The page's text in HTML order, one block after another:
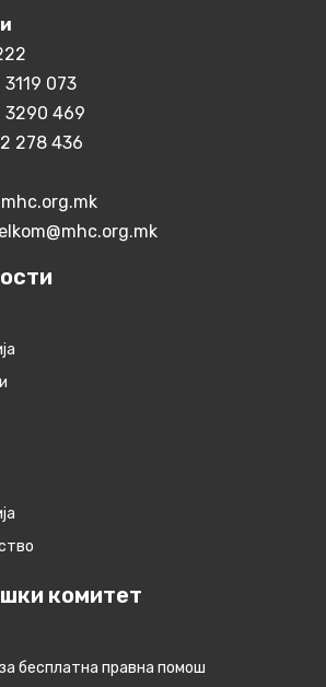
073
3290 469
278 436
mhc.org.mk
комитет
бесплатна правна помош